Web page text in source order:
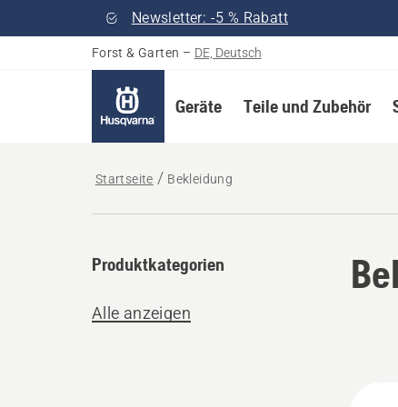
Newsletter: -5 % Rabatt
Forst & Garten – DE, Deutsch
Geräte Teile und Zubehör
Startseite Bekleidung
Produktkategorien
Alle anzeigen